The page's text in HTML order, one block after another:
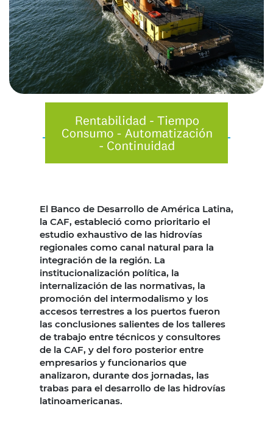
El Banco de Desarrollo de América Latina,
la CAF, estableció como prioritario el
estudio exhaustivo de las hidrovías
regionales como canal natural para la
integración de la región. La
institucionalización política, la
internalización de las normativas, la
promoción del intermodalismo y los
accesos terrestres a los puertos fueron
las conclusiones salientes de los talleres
de trabajo entre técnicos y consultores
de la CAF, y del foro posterior entre
empresarios y funcionarios que
analizaron, durante dos jornadas, las
trabas para el desarrollo de las hidrovías
latinoamericanas.